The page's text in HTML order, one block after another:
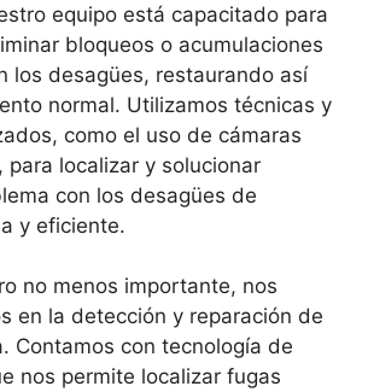
equipo está capacitado para
bloqueos o acumulaciones
los desagües, restaurando así
normal. Utilizamos técnicas y
como el uso de cámaras
para localizar y solucionar
con los desagües de
y eficiente.
no menos importante, nos
en la detección y reparación de
Contamos con tecnología de
nos permite localizar fugas